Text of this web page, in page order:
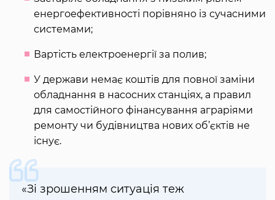
енергоефективності порівняно із сучасними
системами;
Вартість електроенергії за полив;
У держави немає коштів для повної заміни
обладнання в насосних станціях, а правил
для самостійного фінансування аграріями
ремонту чи будівництва нових об’єктів не
існує.
«Зі зрошенням ситуація теж